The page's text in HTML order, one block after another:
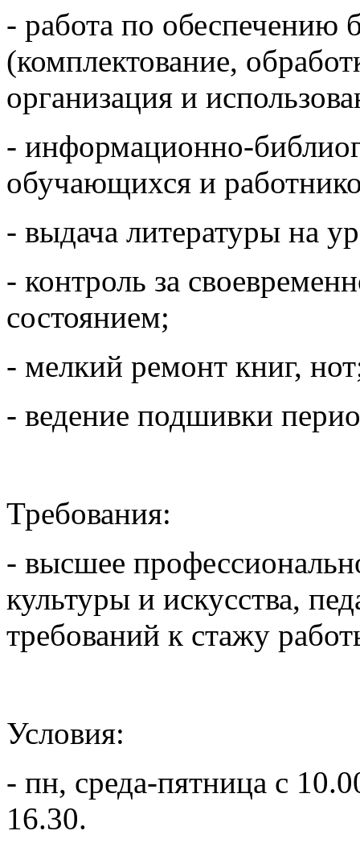
- работа по обеспечению
(комплектование,
организация и
- информационно-
обучающихся и
- выдача литературы на
- контроль за
состоянием;
- мелкий ремонт книг,
- ведение подшивки
Требования:
- высшее
культуры и искусства,
требований к стажу
Условия:
- пн, среда-пятница с
16.30.